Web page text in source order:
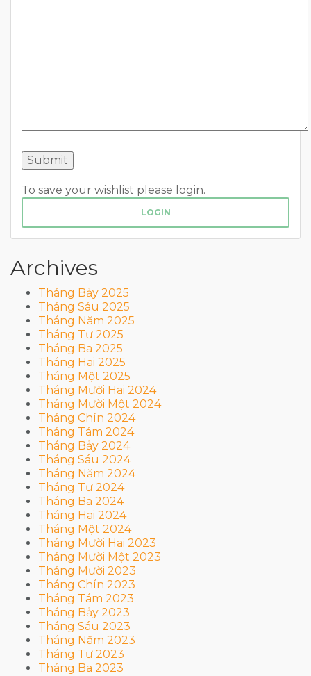
To save your wishlist please login.
LOGIN
Archives
Tháng Bảy 2025
Tháng Sáu 2025
Tháng Năm 2025
Tháng Tư 2025
Tháng Ba 2025
Tháng Hai 2025
Tháng Một 2025
Tháng Mười Hai 2024
Tháng Mười Một 2024
Tháng Chín 2024
Tháng Tám 2024
Tháng Bảy 2024
Tháng Sáu 2024
Tháng Năm 2024
Tháng Tư 2024
Tháng Ba 2024
Tháng Hai 2024
Tháng Một 2024
Tháng Mười Hai 2023
Tháng Mười Một 2023
Tháng Mười 2023
Tháng Chín 2023
Tháng Tám 2023
Tháng Bảy 2023
Tháng Sáu 2023
Tháng Năm 2023
Tháng Tư 2023
Tháng Ba 2023